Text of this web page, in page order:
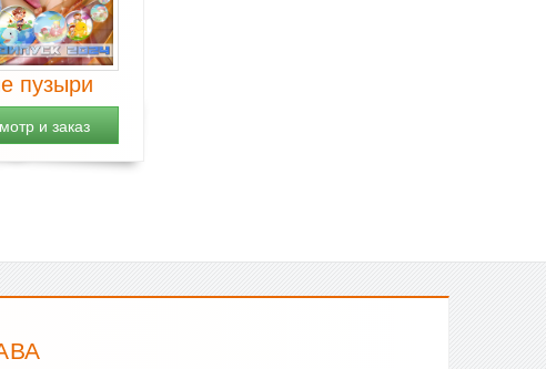
пузыри
и заказ